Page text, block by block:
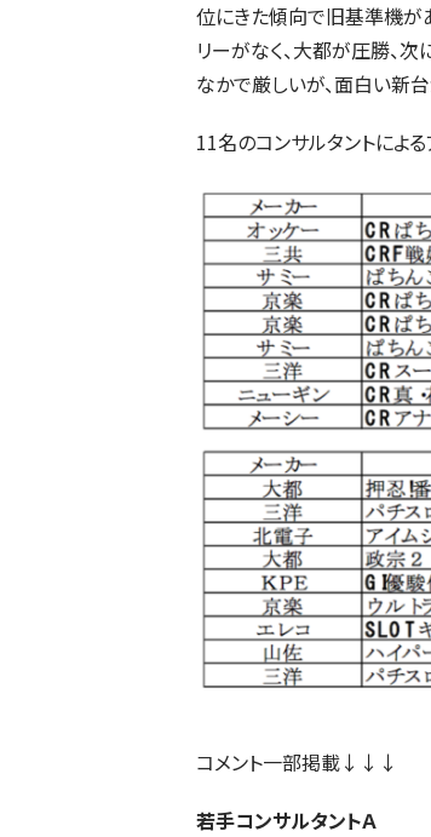
位にきた傾向で旧基準機が
リーがなく、大都が圧勝、次
なかで厳しいが、面白い新
11名のコンサルタントによ
コメント一部掲載↓↓↓
若手コンサルタントＡ